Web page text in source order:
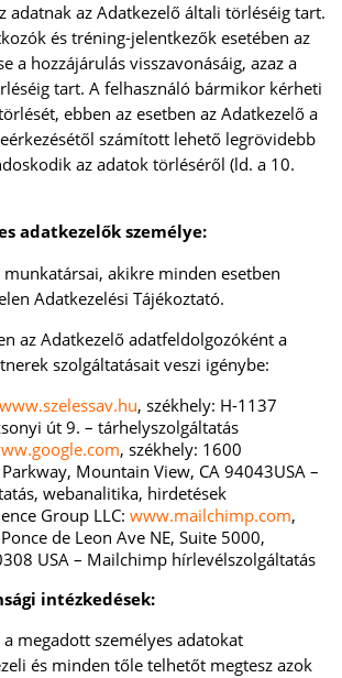
adatnak az Adatkezelő általi törléséig tart.
és tréning-jelentkezők esetében az
a hozzájárulás visszavonásáig, azaz a
tart. A felhasználó bármikor kérheti
ebben az esetben az Adatkezelő a
számított lehető legrövidebb
az adatok törléséről (ld. a 10.
adatkezelők személye:
munkatársai, akikre minden esetben
Adatkezelési Tájékoztató.
az Adatkezelő adatfeldolgozóként a
szolgáltatásait veszi igénybe:
www.szelessav.hu, székhely: H-1137
út 9. – tárhelyszolgáltatás
, székhely: 1600
Mountain View, CA 94043USA –
webanalitika, hirdetések
Group LLC: www.mailchimp.com,
de Leon Ave NE, Suite 5000,
USA – Mailchimp hírlevélszolgáltatás
intézkedések:
megadott személyes adatokat
és minden tőle telhetőt megtesz azok